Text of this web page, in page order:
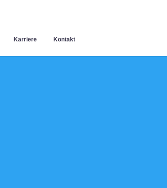
Karriere Kontakt